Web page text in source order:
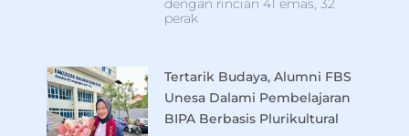
dengan rincian 41 emas, 32
perak
Tertarik Budaya, Alumni FBS
Unesa Dalami Pembelajaran
BIPA Berbasis Plurikultural